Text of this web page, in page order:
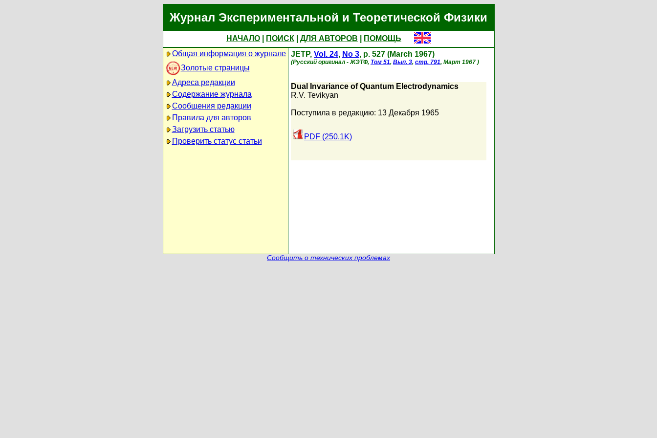
Журнал Экспериментальной и Теоретической Физики
НАЧАЛО ПОИСК ДЛЯ АВТОРОВ
ПОМОЩЬ
Общая информация о журнале
Золотые страницы
Адреса редакции
Содержание журнала
Сообщения редакции
Правила для авторов
Загрузить статью
Проверить статус статьи
JETP, Vol. 24, No 3, p. 527 (March 1967)
(Русский оригинал - ЖЭТФ, Том 51, Вып. 3, стр. 791, Март 1967 )
Dual Invariance of Quantum Electrodynamics
R.V. Tevikyan
Поступила в редакцию: 13 Декабря 1965
PDF (250.1K)
Сообщить о технических проблемах